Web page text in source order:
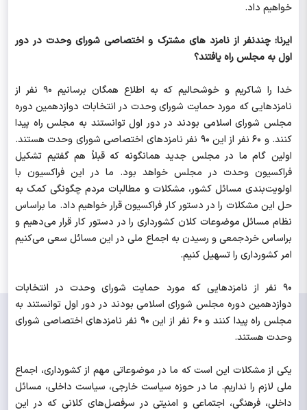
خواهیم داد.
ایرنا: چندنفر از نامزد های مشترک و اختصاصی شورای وحدت در دور
اول به مجلس راه یافتند؟
خدا را شاکریم و خوشحالیم که به اطلاع همگان برسانیم ۹۰ نفر از
نامزدهایی که مورد حمایت شورای وحدت در انتخابات دوازدهمین دوره
مجلس شورای اسلامی بودند در دور اول توانستند به مجلس راه پیدا
کنند. و ۶۰ نفر از این ۹۰ نفر نامزدهای اختصاصی شورای وحدت هستند.
اولین گام ما در مجلس جدید همانگونه که قبلاً هم گفتیم تشکیل
فراکسیون وحدت در مجلس خواهد بود. ما در این فراکسیون با
اولویت‌بندی مسائل کشور، مشکلات و مطالبات مردم چگونگی کمک به
حل این مشکلات را در دستور کار فراکسیون قرار خواهیم داد. ما براساس
نظام مسائل موضوعات کلان کشورداری را در دستور کار قرار می‌دهیم و
براساس خردجمعی و رسیدن به اجماع ملی در این مسائل سعی می‌کنیم
امر کشورداری را تسهیل کنیم.
۹۰ نفر از نامزدهایی که مورد حمایت شورای وحدت در انتخابات
دوازدهمین دوره مجلس شورای اسلامی بودند در دور اول توانستند به
مجلس راه پیدا کنند و ۶۰ نفر از این ۹۰ نفر نامزدهای اختصاصی شورای
وحدت هستند.
یکی از مشکلات این است که ما در موضوعاتی مهم از کشورداری، اجماع
ملی لازم را نداریم. ما در حوزه سیاست خارجی، سیاست داخلی، مسائل
داخلی، فرهنگی، اجتماعی و امنیتی در سرفصل‌های کلانی که در این